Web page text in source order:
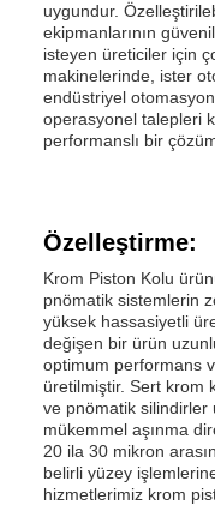
uygundur.
ekipmanlarının
isteyen üreticiler için
makinelerinde, ister
endüstriyel
operasyonel talepleri
performanslı bir
Özelleştirme:
Krom Piston Kolu
pnömatik sistemlerin
yüksek hassasiyetli
değişen bir ürün
optimum performans
üretilmiştir. Sert krom
ve pnömatik silindirler
mükemmel aşınma
20 ila 30 mikron
belirli yüzey
hizmetlerimiz krom